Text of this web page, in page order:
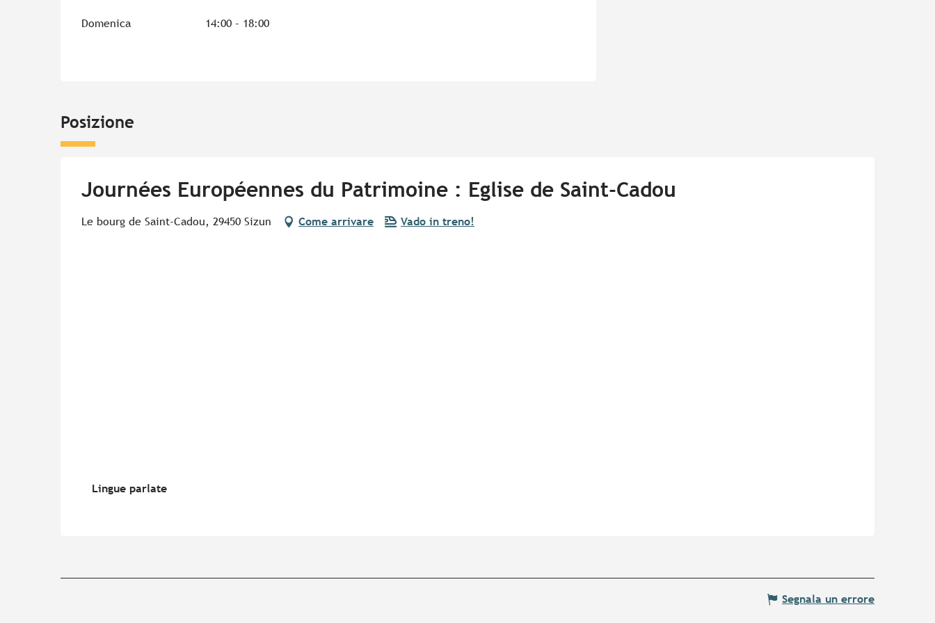
Domenica 14:00 - 18:00
Posizione
Journées Européennes du Patrimoine : Eglise de Saint-Cadou
Le bourg de Saint-Cadou, 29450 Sizun Come arrivare Vado in treno!
Lingue parlate
Lingue parlate
Segnala un errore